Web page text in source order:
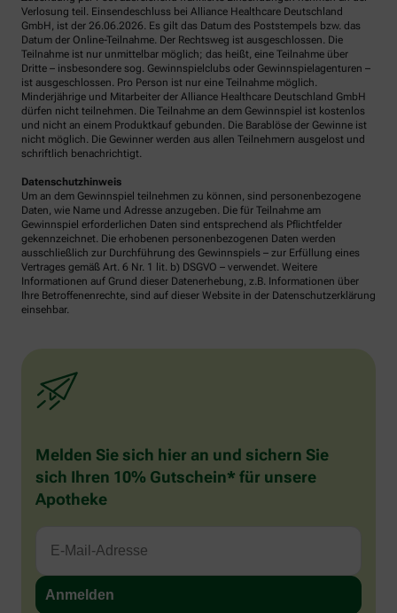
Verlosung teil. Einsendeschluss bei Alliance Healthcare Deutschland
GmbH, ist der 26.06.2026. Es gilt das Datum des Poststempels bzw. das
Datum der Online-Teilnahme. Der Rechtsweg ist ausgeschlossen. Die
Teilnahme ist nur unmittelbar möglich; das heißt, eine Teilnahme über
Dritte – insbesondere sog. Gewinnspielclubs oder Gewinnspielagenturen –
ist ausgeschlossen. Pro Person ist nur eine Teilnahme möglich.
Minderjährige und Mitarbeiter der Alliance Healthcare Deutschland GmbH
dürfen nicht teilnehmen. Die Teilnahme an dem Gewinnspiel ist kostenlos
und nicht an einem Produktkauf gebunden. Die Barablöse der Gewinne ist
nicht möglich. Die Gewinner werden aus allen Teilnehmern ausgelost und
schriftlich benachrichtigt.
Datenschutzhinweis
Um an dem Gewinnspiel teilnehmen zu können, sind personenbezogene
Daten, wie Name und Adresse anzugeben. Die für Teilnahme am
Gewinnspiel erforderlichen Daten sind entsprechend als Pflichtfelder
gekennzeichnet. Die erhobenen personenbezogenen Daten werden
ausschließlich zur Durchführung des Gewinnspiels – zur Erfüllung eines
Vertrages gemäß Art. 6 Nr. 1 lit. b) DSGVO – verwendet. Weitere
Informationen auf Grund dieser Datenerhebung, z.B. Informationen über
Ihre Betroffenenrechte, sind auf dieser Website in der Datenschutzerklärung
einsehbar.
Melden Sie sich hier an und sichern Sie
sich Ihren 10% Gutschein* für unsere
Apotheke